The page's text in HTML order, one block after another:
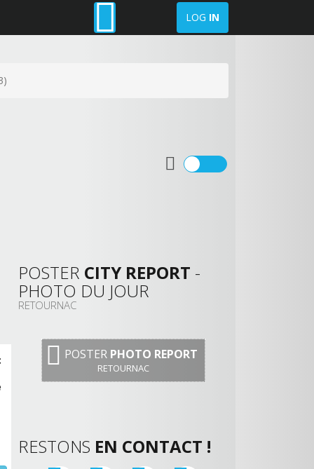
LOG IN
POSTER CITY REPORT -
PHOTO DU JOUR
RETOURNAC
POSTER PHOTO REPORT
RETOURNAC
RESTONS EN CONTACT !